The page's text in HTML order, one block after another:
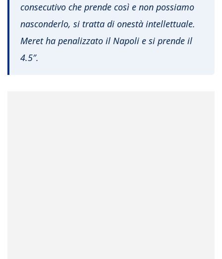
consecutivo che prende così e non possiamo
nasconderlo, si tratta di onestà intellettuale.
Meret ha penalizzato il Napoli e si prende il
4.5″.